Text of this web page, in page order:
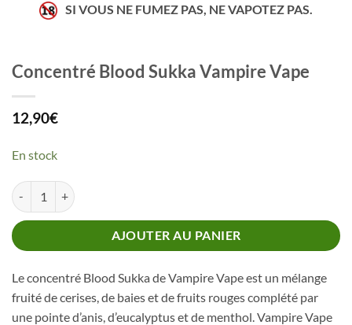
SI VOUS NE FUMEZ PAS, NE VAPOTEZ PAS.
Concentré Blood Sukka Vampire Vape
12,90€
En stock
quantité de Concentré Blood Sukka Vampire Vape
AJOUTER AU PANIER
Le concentré Blood Sukka de Vampire Vape est un mélange
fruité de cerises, de baies et de fruits rouges complété par
une pointe d’anis, d’eucalyptus et de menthol. Vampire Vape